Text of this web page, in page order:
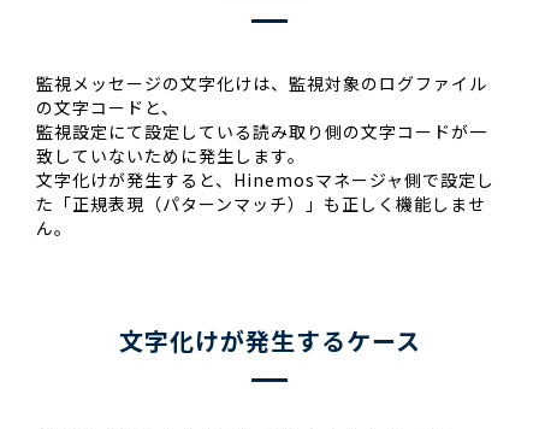
監視メッセージの文字化けは、監視対象のログファイル
の文字コードと、
監視設定にて設定している読み取り側の文字コードが一
致していないために発生します。
文字化けが発生すると、Hinemosマネージャ側で設定し
た「正規表現（パターンマッチ）」も正しく機能しませ
ん。
文字化けが発生するケース